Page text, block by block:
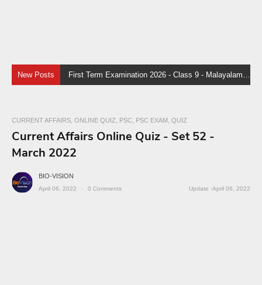
New Posts First Term Examination 2026 - Class 9 - Malayalam II - Final Touch
CURRENT AFFAIRS ONLINE QUIZ PSC PSC EXAM QUIZ
Current Affairs Online Quiz - Set 52 -
March 2022
BIO-VISION
April 06, 2022 0 Comments April 06, 2022